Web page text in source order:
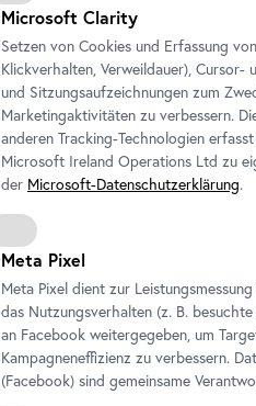
Aus der
Microsoft Clarity
Setzen von Cookies und Erfassung
Klickverhalten, Verweildauer), Cursor-
und Sitzungsaufzeichnungen zum
Marketingaktivitäten zu verbessern.
anderen Tracking-Technologien
Microsoft Ireland Operations Ltd zu
der Microsoft-Datenschutzerklärung.
Meta Pixel
Meta Pixel dient zur
das Nutzungsverhalten (z. B.
an Facebook weitergegeben, um
Kampagneneffizienz zu verbessern.
(Facebook) sind gemeinsame